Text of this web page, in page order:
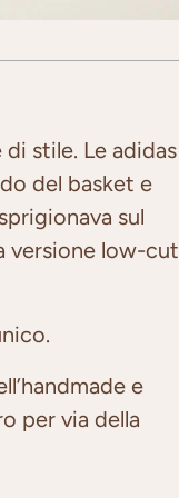
stile. Le adidas
del basket e
sul
versione low-cut
e
per via della